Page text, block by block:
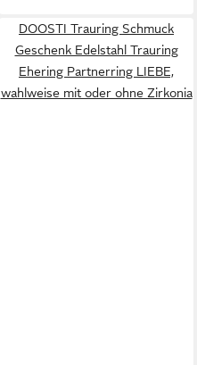
DOOSTI Trauring Schmuck
Geschenk Edelstahl Trauring
Ehering Partnerring LIEBE,
wahlweise mit oder ohne Zirkonia